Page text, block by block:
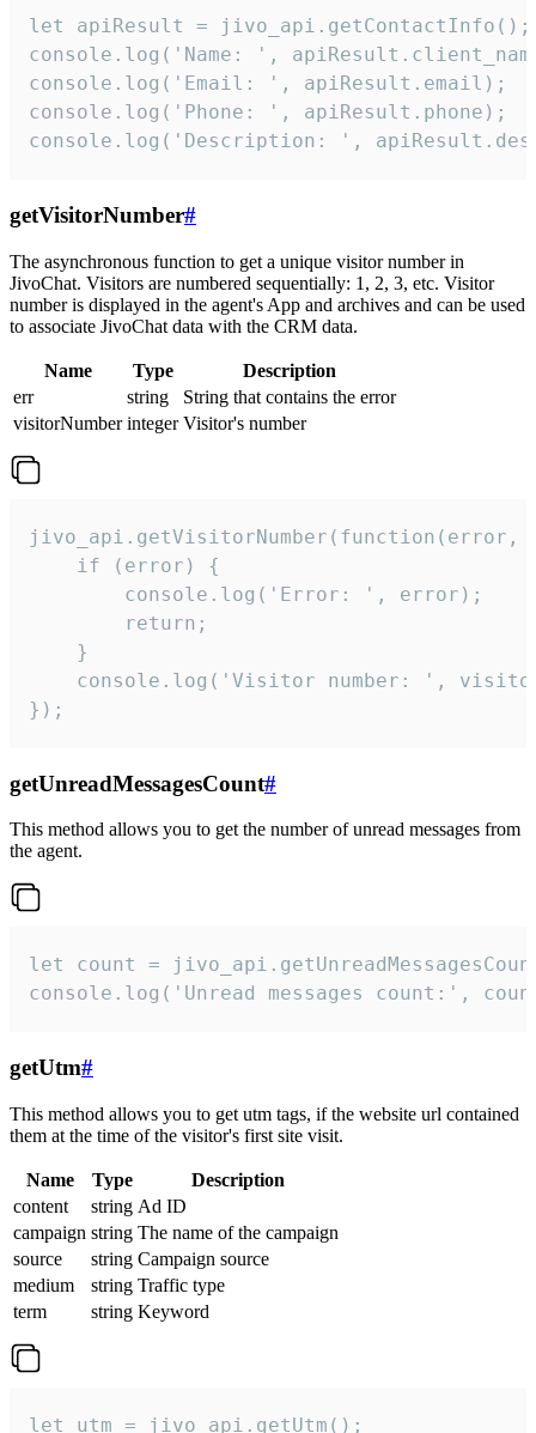
let apiResult = jivo_api.getContactInfo();
console.log('Name: ',
console.log('Email: ', apiResult.email);
console.log('Phone: ', apiResult.phone);
console.log('Description: ',
getVisitorNumber#
The asynchronous function to get a unique visitor number in
JivoChat. Visitors are numbered sequentially: 1, 2, 3, etc. Visitor
number is displayed in the agent's App and archives and can be used
to associate JivoChat data with the CRM data.
Name Type
Description
err
string
String that contains the error
visitorNumber integer Visitor's number
jivo_api.getVisitorNumber(function(error,
    if (error) {
        console.log('Error: ', error);
        return;
    }
console.log('Visitor number: ',
});
getUnreadMessagesCount#
This method allows you to get the number of unread messages from
the agent.
let count =
console.log('Unread messages count:',
getUtm#
This method allows you to get utm tags, if the website url contained
them at the time of the visitor's first site visit.
Name Type
Description
content
string Ad ID
campaign string The name of the campaign
source
string Campaign source
medium
string Traffic type
term
string Keyword
let utm = jivo_api.getUtm();